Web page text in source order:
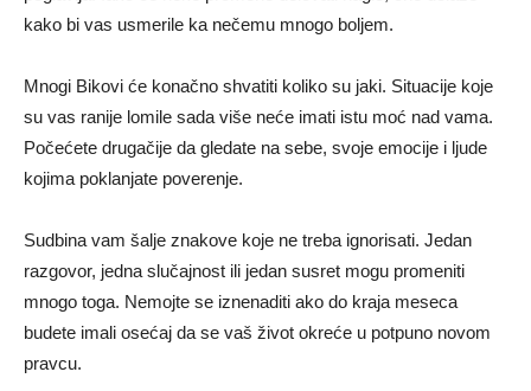
kako bi vas usmerile ka nečemu mnogo boljem.
Mnogi Bikovi će konačno shvatiti koliko su jaki. Situacije koje
su vas ranije lomile sada više neće imati istu moć nad vama.
Počećete drugačije da gledate na sebe, svoje emocije i ljude
kojima poklanjate poverenje.
Sudbina vam šalje znakove koje ne treba ignorisati. Jedan
razgovor, jedna slučajnost ili jedan susret mogu promeniti
mnogo toga. Nemojte se iznenaditi ako do kraja meseca
budete imali osećaj da se vaš život okreće u potpuno novom
pravcu.